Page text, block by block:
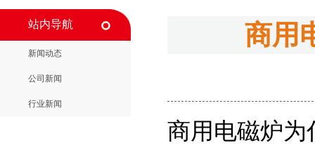
站内导航
新闻动态
公司新闻
行业新闻
商用
商用电磁炉为